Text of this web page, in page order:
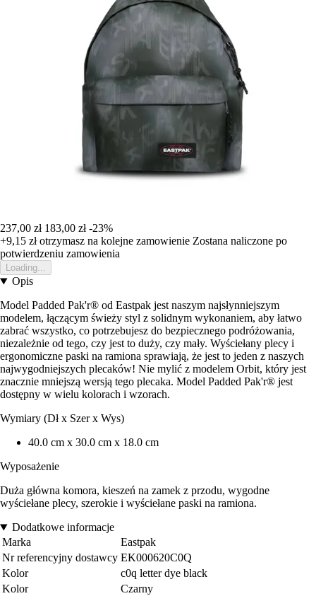
237,00 zł 183,00 zł -23%
+9,15 złotrzymasz na kolejne zamowienie Zostana naliczone po
potwierdzeniu zamowienia
Loading...
Opis
Model Padded Pak'r® od Eastpak jest naszym najsłynniejszym
modelem, łączącym świeży styl z solidnym wykonaniem, aby łatwo
zabrać wszystko, co potrzebujesz do bezpiecznego podróżowania,
niezależnie od tego, czy jest to duży, czy mały. Wyściełany plecy i
ergonomiczne paski na ramiona sprawiają, że jest to jeden z naszych
najwygodniejszych plecaków! Nie mylić z modelem Orbit, który jest
znacznie mniejszą wersją tego plecaka. Model Padded Pak'r® jest
dostępny w wielu kolorach i wzorach.
Wymiary (Dł x Szer x Wys)
40.0 cm x 30.0 cm x 18.0 cm
Wyposażenie
Duża główna komora, kieszeń na zamek z przodu, wygodne
wyściełane plecy, szerokie i wyściełane paski na ramiona.
Dodatkowe informacje
Marka
Eastpak
Nr referencyjny dostawcy EK000620C0Q
Kolor
c0q letter dye black
Kolor
Czarny